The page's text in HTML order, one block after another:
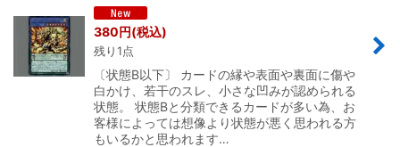
380円(税込)
残り1点
〔状態B以下〕 カードの縁や表面や裏面に傷や
白かけ、若干のスレ、小さな凹みが認められる
状態。 状態Bと分類できるカードが多い為、お
客様によっては想像より状態が悪く思われる方
もいるかと思われます…